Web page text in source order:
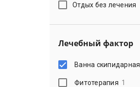
Отдых без лечения
Лечебный фактор
Ванна скипидарная
Фитотерапия 1